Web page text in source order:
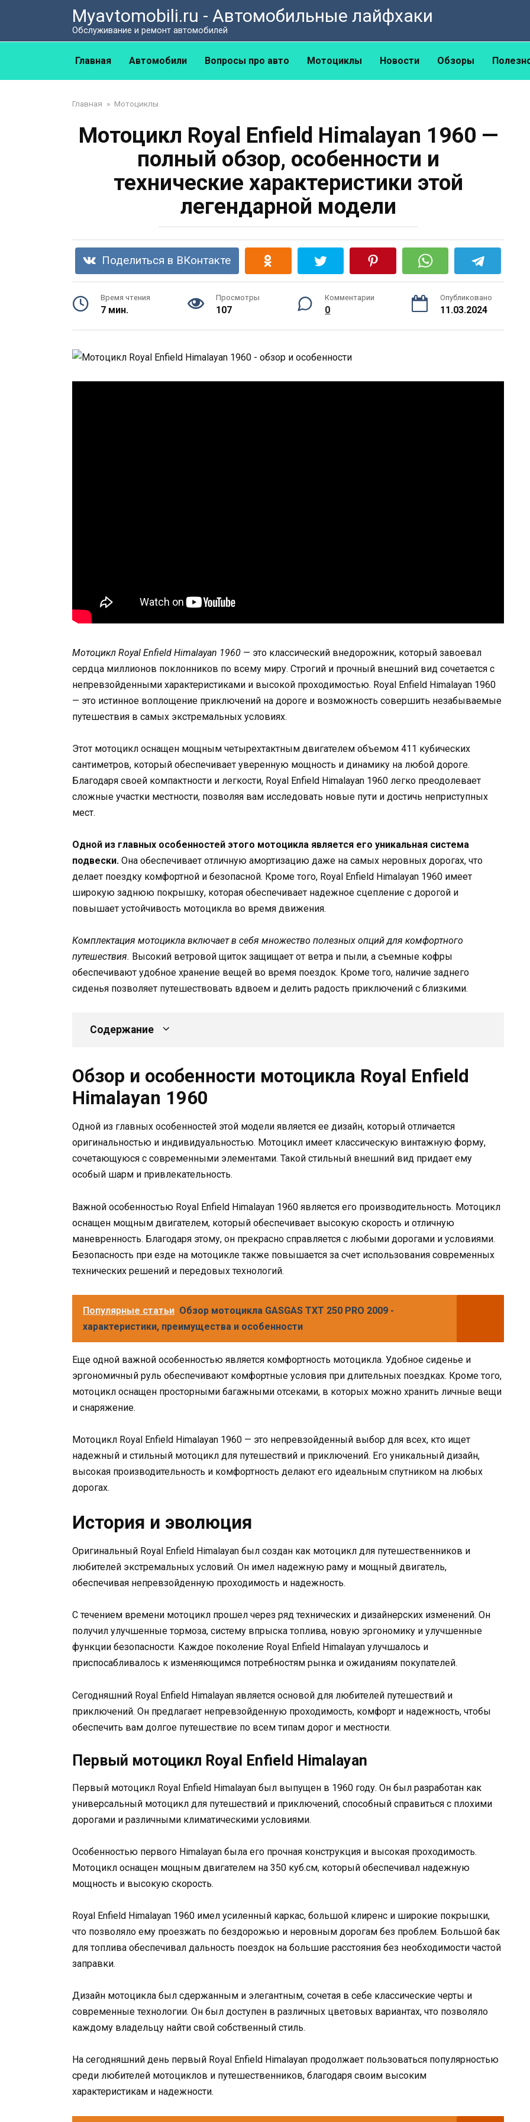
Myavtomobili.ru - Автомобильные лайфхаки
Обслуживание и ремонт автомобилей
Главная Автомобили Вопросы про авто Мотоциклы Новости Обзоры
Главная » Мотоциклы
Мотоцикл Royal Enfield Himalayan 1960 —
полный обзор, особенности и
технические характеристики этой
легендарной модели
Поделиться в ВКонтакте
Время чтения
7 мин.
Просмотры
107
Комментарии
0
Опубликовано
11.03.2024
Мотоцикл Royal Enfield Himalayan 1960 — это классический внедорожник, который завоевал
сердца миллионов поклонников по всему миру. Строгий и прочный внешний вид сочетается с
непревзойденными характеристиками и высокой проходимостью. Royal Enfield Himalayan 1960
— это истинное воплощение приключений на дороге и возможность совершить незабываемые
путешествия в самых экстремальных условиях.
Этот мотоцикл оснащен мощным четырехтактным двигателем объемом 411 кубических
сантиметров, который обеспечивает уверенную мощность и динамику на любой дороге.
Благодаря своей компактности и легкости, Royal Enfield Himalayan 1960 легко преодолевает
сложные участки местности, позволяя вам исследовать новые пути и достичь неприступных
мест.
Одной из главных особенностей этого мотоцикла является его уникальная система
подвески. Она обеспечивает отличную амортизацию даже на самых неровных дорогах, что
делает поездку комфортной и безопасной. Кроме того, Royal Enfield Himalayan 1960 имеет
широкую заднюю покрышку, которая обеспечивает надежное сцепление с дорогой и
повышает устойчивость мотоцикла во время движения.
Комплектация мотоцикла включает в себя множество полезных опций для комфортного
путешествия. Высокий ветровой щиток защищает от ветра и пыли, а съемные кофры
обеспечивают удобное хранение вещей во время поездок. Кроме того, наличие заднего
сиденья позволяет путешествовать вдвоем и делить радость приключений с близкими.
Содержание
Обзор и особенности мотоцикла Royal Enfield
Himalayan 1960
Одной из главных особенностей этой модели является ее дизайн, который отличается
оригинальностью и индивидуальностью. Мотоцикл имеет классическую винтажную форму,
сочетающуюся с современными элементами. Такой стильный внешний вид придает ему
особый шарм и привлекательность.
Важной особенностью Royal Enfield Himalayan 1960 является его производительность. Мотоцикл
оснащен мощным двигателем, который обеспечивает высокую скорость и отличную
маневренность. Благодаря этому, он прекрасно справляется с любыми дорогами и условиями.
Безопасность при езде на мотоцикле также повышается за счет использования современных
технических решений и передовых технологий.
Популярные статьи Обзор мотоцикла GASGAS TXT 250 PRO 2009 -
характеристики, преимущества и особенности
Еще одной важной особенностью является комфортность мотоцикла. Удобное сиденье и
эргономичный руль обеспечивают комфортные условия при длительных поездках. Кроме того,
мотоцикл оснащен просторными багажными отсеками, в которых можно хранить личные вещи
и снаряжение.
Мотоцикл Royal Enfield Himalayan 1960 — это непревзойденный выбор для всех, кто ищет
надежный и стильный мотоцикл для путешествий и приключений. Его уникальный дизайн,
высокая производительность и комфортность делают его идеальным спутником на любых
дорогах.
История и эволюция
Оригинальный Royal Enfield Himalayan был создан как мотоцикл для путешественников и
любителей экстремальных условий. Он имел надежную раму и мощный двигатель,
обеспечивая непревзойденную проходимость и надежность.
С течением времени мотоцикл прошел через ряд технических и дизайнерских изменений. Он
получил улучшенные тормоза, систему впрыска топлива, новую эргономику и улучшенные
функции безопасности. Каждое поколение Royal Enfield Himalayan улучшалось и
приспосабливалось к изменяющимся потребностям рынка и ожиданиям покупателей.
Сегодняшний Royal Enfield Himalayan является основой для любителей путешествий и
приключений. Он предлагает непревзойденную проходимость, комфорт и надежность, чтобы
обеспечить вам долгое путешествие по всем типам дорог и местности.
Первый мотоцикл Royal Enfield Himalayan
Первый мотоцикл Royal Enfield Himalayan был выпущен в 1960 году. Он был разработан как
универсальный мотоцикл для путешествий и приключений, способный справиться с плохими
дорогами и различными климатическими условиями.
Особенностью первого Himalayan была его прочная конструкция и высокая проходимость.
Мотоцикл оснащен мощным двигателем на 350 куб.см, который обеспечивал надежную
мощность и высокую скорость.
Royal Enfield Himalayan 1960 имел усиленный каркас, большой клиренс и широкие покрышки,
что позволяло ему проезжать по бездорожью и неровным дорогам без проблем. Большой бак
для топлива обеспечивал дальность поездок на большие расстояния без необходимости частой
заправки.
Дизайн мотоцикла был сдержанным и элегантным, сочетая в себе классические черты и
современные технологии. Он был доступен в различных цветовых вариантах, что позволяло
каждому владельцу найти свой собственный стиль.
На сегодняшний день первый Royal Enfield Himalayan продолжает пользоваться популярностью
среди любителей мотоциклов и путешественников, благодаря своим высоким
характеристикам и надежности.